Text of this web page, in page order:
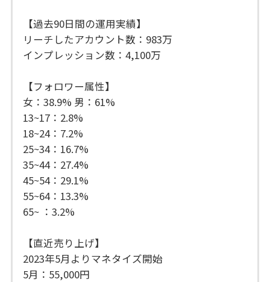
【過去90日間の運用実績】
リーチしたアカウント数：983万
インプレッション数：4,100万
【フォロワー属性】
女：38.9% 男：61%
13~17：2.8%
18~24：7.2%
25~34：16.7%
35~44：27.4%
45~54：29.1%
55~64：13.3%
65~ ：3.2%
【直近売り上げ】
2023年5月よりマネタイズ開始
5月：55,000円